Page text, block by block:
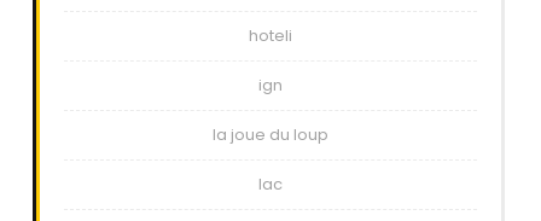
hoteli
ign
la joue du loup
lac